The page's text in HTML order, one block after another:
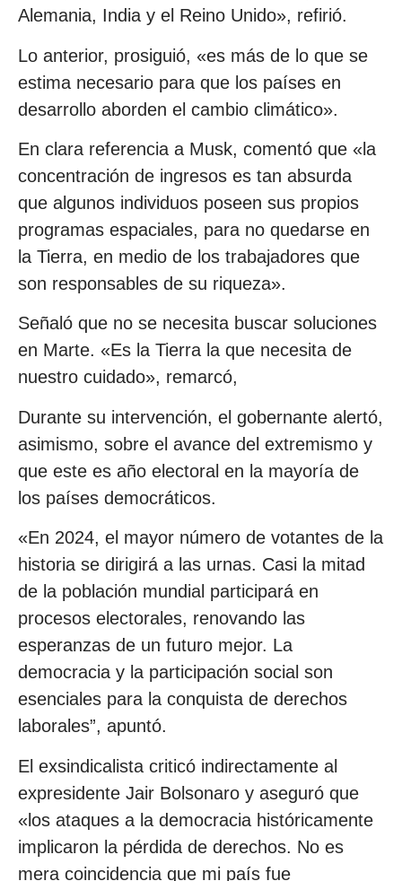
Alemania, India y el Reino Unido», refirió.
Lo anterior, prosiguió, «es más de lo que se
estima necesario para que los países en
desarrollo aborden el cambio climático».
En clara referencia a Musk, comentó que «la
concentración de ingresos es tan absurda
que algunos individuos poseen sus propios
programas espaciales, para no quedarse en
la Tierra, en medio de los trabajadores que
son responsables de su riqueza».
Señaló que no se necesita buscar soluciones
en Marte. «Es la Tierra la que necesita de
nuestro cuidado», remarcó,
Durante su intervención, el gobernante alertó,
asimismo, sobre el avance del extremismo y
que este es año electoral en la mayoría de
los países democráticos.
«En 2024, el mayor número de votantes de la
historia se dirigirá a las urnas. Casi la mitad
de la población mundial participará en
procesos electorales, renovando las
esperanzas de un futuro mejor. La
democracia y la participación social son
esenciales para la conquista de derechos
laborales”, apuntó.
El exsindicalista criticó indirectamente al
expresidente Jair Bolsonaro y aseguró que
«los ataques a la democracia históricamente
implicaron la pérdida de derechos. No es
mera coincidencia que mi país fue